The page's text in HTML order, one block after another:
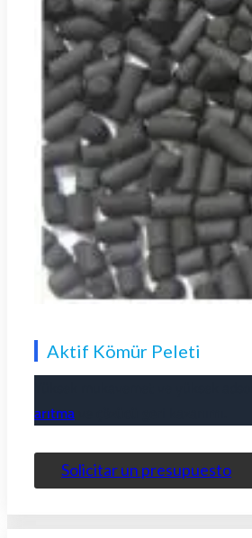
Aktif Kömür Peleti
arıtma
Solicitar un presupuesto